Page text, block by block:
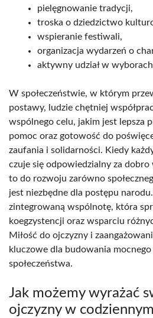
pielęgnowanie tradycji,
troska o dziedzictwo
wspieranie festiwali,
organizacja wydarzeń o
aktywny udział w
W społeczeństwie, w którym
postawy, ludzie chętniej
wspólnego celu, jakim jest lepsza
pomoc oraz gotowość do
zaufania i solidarności. Kiedy
czuje się odpowiedzialny za dobro
to do rozwoju zarówno
jest niezbędne dla postępu
zintegrowaną wspólnotę, która
koegzystencji oraz wsparciu
Miłość do ojczyzny i
kluczowe dla budowania
społeczeństwa.
Jak możemy wyrażać
ojczyzny w